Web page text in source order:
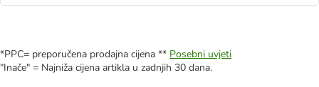
*PPC= preporučena prodajna cijena ** Posebni uvjeti
"Inače" = Najniža cijena artikla u zadnjih 30 dana.